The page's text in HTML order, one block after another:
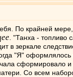
По крайней мере,
. "Танха - топливо
в зеркале
"Я"
сформировало и
Со всем